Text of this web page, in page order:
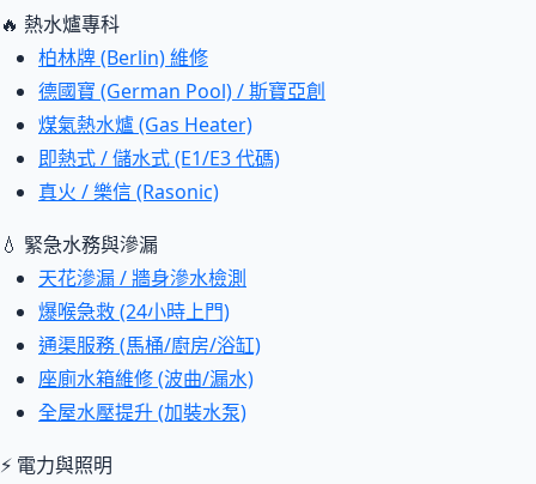
🔥 熱水爐專科
柏林牌 (Berlin) 維修
德國寶 (German Pool) / 斯寶亞創
煤氣熱水爐 (Gas Heater)
即熱式 / 儲水式 (E1/E3 代碼)
真火 / 樂信 (Rasonic)
💧 緊急水務與滲漏
天花滲漏 / 牆身滲水檢測
爆喉急救 (24小時上門)
通渠服務 (馬桶/廚房/浴缸)
座廁水箱維修 (波曲/漏水)
全屋水壓提升 (加裝水泵)
⚡ 電力與照明